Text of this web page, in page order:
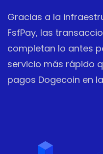
Gracias a la
FsfPay, las
completan lo antes
servicio más rápido
pagos Dogecoin en